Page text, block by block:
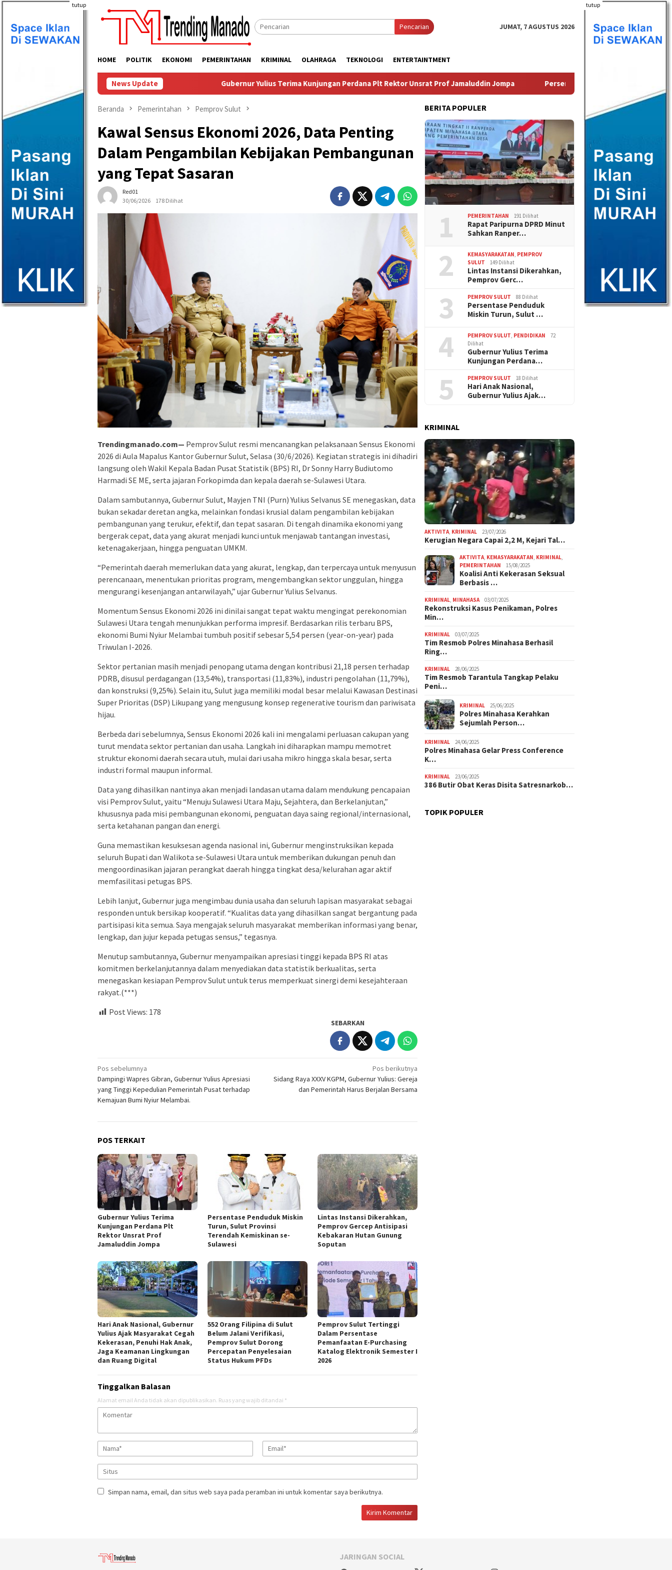
Loncat
konten
tutup tutup
Pencarian JUMAT, 7 AGUSTUS 2026
HOME POLITIK EKONOMI PEMERINTAHAN KRIMINAL OLAHRAGA TEKNOLOGI ENTERTAINTMENT
News Update Gubernur Yulius Terima Kunjungan Perdana Plt Rektor Unsrat Prof Jamaluddin Jompa Persentase Penduduk Miskin Turun, Sulut Provinsi
Beranda Pemerintahan Pemprov Sulut
Kawal Sensus Ekonomi 2026, Data Penting
Dalam Pengambilan Kebijakan Pembangunan
yang Tepat Sasaran
Red01
30/06/2026
178 Dilihat
Trendingmanado.com— Pemprov Sulut resmi mencanangkan pelaksanaan Sensus Ekonomi
2026 di Aula Mapalus Kantor Gubernur Sulut, Selasa (30/6/2026). Kegiatan strategis ini dihadiri
langsung oleh Wakil Kepala Badan Pusat Statistik (BPS) RI, Dr Sonny Harry Budiutomo
Harmadi SE ME, serta jajaran Forkopimda dan kepala daerah se-Sulawesi Utara.
Dalam sambutannya, Gubernur Sulut, Mayjen TNI (Purn) Yulius Selvanus SE menegaskan, data
bukan sekadar deretan angka, melainkan fondasi krusial dalam pengambilan kebijakan
pembangunan yang terukur, efektif, dan tepat sasaran. Di tengah dinamika ekonomi yang
bergerak cepat, data yang akurat menjadi kunci untuk menjawab tantangan investasi,
ketenagakerjaan, hingga penguatan UMKM.
“Pemerintah daerah memerlukan data yang akurat, lengkap, dan terpercaya untuk menyusun
perencanaan, menentukan prioritas program, mengembangkan sektor unggulan, hingga
mengurangi kesenjangan antarwilayah,” ujar Gubernur Yulius Selvanus.
Momentum Sensus Ekonomi 2026 ini dinilai sangat tepat waktu mengingat perekonomian
Sulawesi Utara tengah menunjukkan performa impresif. Berdasarkan rilis terbaru BPS,
ekonomi Bumi Nyiur Melambai tumbuh positif sebesar 5,54 persen (year-on-year) pada
Triwulan I-2026.
Sektor pertanian masih menjadi penopang utama dengan kontribusi 21,18 persen terhadap
PDRB, disusul perdagangan (13,54%), transportasi (11,83%), industri pengolahan (11,79%),
dan konstruksi (9,25%). Selain itu, Sulut juga memiliki modal besar melalui Kawasan Destinasi
Super Prioritas (DSP) Likupang yang mengusung konsep regenerative tourism dan pariwisata
hijau.
Berbeda dari sebelumnya, Sensus Ekonomi 2026 kali ini mengalami perluasan cakupan yang
turut mendata sektor pertanian dan usaha. Langkah ini diharapkan mampu memotret
struktur ekonomi daerah secara utuh, mulai dari usaha mikro hingga skala besar, serta
industri formal maupun informal.
Data yang dihasilkan nantinya akan menjadi landasan utama dalam mendukung pencapaian
visi Pemprov Sulut, yaitu “Menuju Sulawesi Utara Maju, Sejahtera, dan Berkelanjutan,”
khususnya pada misi pembangunan ekonomi, penguatan daya saing regional/internasional,
serta ketahanan pangan dan energi.
Guna memastikan kesuksesan agenda nasional ini, Gubernur menginstruksikan kepada
seluruh Bupati dan Walikota se-Sulawesi Utara untuk memberikan dukungan penuh dan
mengoordinasikan jajaran perangkat daerah hingga tingkat desa/kelurahan agar aktif
memfasilitasi petugas BPS.
Lebih lanjut, Gubernur juga mengimbau dunia usaha dan seluruh lapisan masyarakat sebagai
responden untuk bersikap kooperatif. “Kualitas data yang dihasilkan sangat bergantung pada
partisipasi kita semua. Saya mengajak seluruh masyarakat memberikan informasi yang benar,
lengkap, dan jujur kepada petugas sensus,” tegasnya.
Menutup sambutannya, Gubernur menyampaikan apresiasi tinggi kepada BPS RI atas
komitmen berkelanjutannya dalam menyediakan data statistik berkualitas, serta
menegaskan kesiapan Pemprov Sulut untuk terus memperkuat sinergi demi kesejahteraan
rakyat.(***)
Post Views: 178
SEBARKAN
Navigasi
pos
Pos sebelumnya
Dampingi Wapres Gibran, Gubernur Yulius Apresiasi
yang Tinggi Kepedulian Pemerintah Pusat terhadap
Kemajuan Bumi Nyiur Melambai.
Pos berikutnya
Sidang Raya XXXV KGPM, Gubernur Yulius: Gereja
dan Pemerintah Harus Berjalan Bersama
POS TERKAIT
Gubernur Yulius Terima
Kunjungan Perdana Plt
Rektor Unsrat Prof
Jamaluddin Jompa
Persentase Penduduk Miskin
Turun, Sulut Provinsi
Terendah Kemiskinan se-
Sulawesi
Lintas Instansi Dikerahkan,
Pemprov Gercep Antisipasi
Kebakaran Hutan Gunung
Soputan
Hari Anak Nasional, Gubernur
Yulius Ajak Masyarakat Cegah
Kekerasan, Penuhi Hak Anak,
Jaga Keamanan Lingkungan
dan Ruang Digital
552 Orang Filipina di Sulut
Belum Jalani Verifikasi,
Pemprov Sulut Dorong
Percepatan Penyelesaian
Status Hukum PFDs
Pemprov Sulut Tertinggi
Dalam Persentase
Pemanfaatan E-Purchasing
Katalog Elektronik Semester I
2026
Tinggalkan Balasan
Alamat email Anda tidak akan dipublikasikan. Ruas yang wajib ditandai *
Simpan nama, email, dan situs web saya pada peramban ini untuk komentar saya berikutnya.
BERITA POPULER
1 PEMERINTAHAN 191 Dilihat
Rapat Paripurna DPRD Minut
Sahkan Ranper…
2 KEMASYARAKATAN PEMPROV
SULUT
149 Dilihat
Lintas Instansi Dikerahkan,
Pemprov Gerc…
3 PEMPROV SULUT 88 Dilihat
Persentase Penduduk
Miskin Turun, Sulut …
4 PEMPROV SULUT PENDIDIKAN
72
Dilihat
Gubernur Yulius Terima
Kunjungan Perdana…
5 PEMPROV SULUT 18 Dilihat
Hari Anak Nasional,
Gubernur Yulius Ajak…
KRIMINAL
AKTIVITA KRIMINAL 23/07/2026
Kerugian Negara Capai 2,2 M, Kejari Tal…
AKTIVITA KEMASYARAKATAN KRIMINAL
PEMERINTAHAN
15/08/2025
Koalisi Anti Kekerasan Seksual
Berbasis …
KRIMINAL MINAHASA 03/07/2025
Rekonstruksi Kasus Penikaman, Polres
Min…
KRIMINAL 03/07/2025
Tim Resmob Polres Minahasa Berhasil
Ring…
KRIMINAL 28/06/2025
Tim Resmob Tarantula Tangkap Pelaku
Peni…
KRIMINAL 25/06/2025
Polres Minahasa Kerahkan
Sejumlah Person…
KRIMINAL 24/06/2025
Polres Minahasa Gelar Press Conference
K…
KRIMINAL 23/06/2025
386 Butir Obat Keras Disita Satresnarkob…
TOPIK POPULER
JARINGAN SOCIAL